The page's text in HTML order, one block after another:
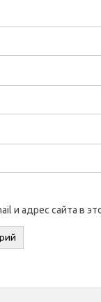
и адрес сайта в